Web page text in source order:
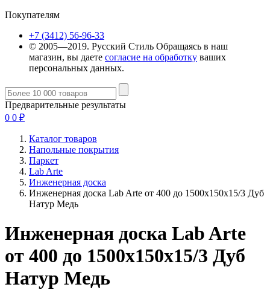
Покупателям
+7 (3412) 56-96-33
© 2005—2019. Русский Стиль Обращаясь в наш
магазин, вы даете согласие на обработку ваших
персональных данных.
Предварительные результаты
0 0 ₽
Каталог товаров
Напольные покрытия
Паркет
Lab Arte
Инженерная доска
Инженерная доска Lab Arte от 400 до 1500х150х15/3 Дуб
Натур Медь
Инженерная доска Lab Arte
от 400 до 1500х150х15/3 Дуб
Натур Медь